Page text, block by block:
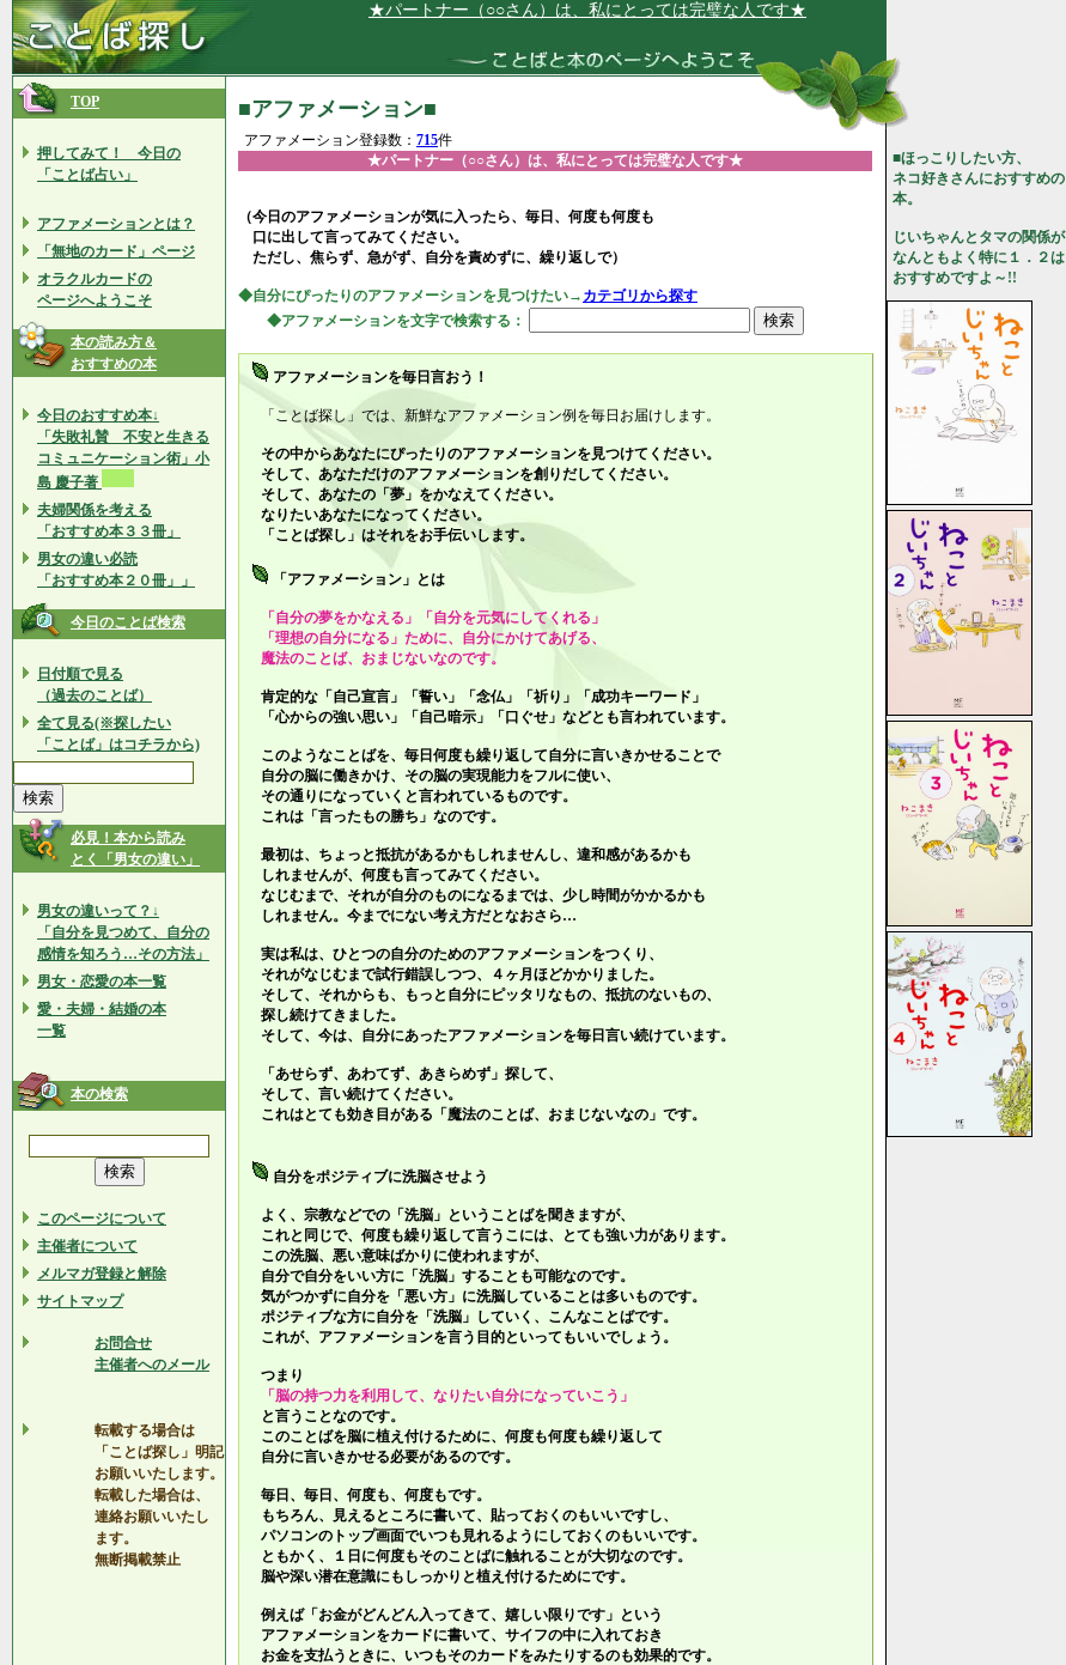
★パートナー（○○さん）は、私にとっては完璧な人です★
TOP
押してみて！ 今日の
「ことば占い」
アファメーションとは？
「無地のカード」ページ
オラクルカードの
ページへようこそ
本の読み方＆
おすすめの本
今日のおすすめ本↓
「失敗礼賛 不安と生きる
コミュニケーション術」小
島 慶子著
夫婦関係を考える
「おすすめ本３３冊」
男女の違い必読
「おすすめ本２０冊」」
今日のことば検索
日付順で見る
（過去のことば）
全て見る(※探したい
「ことば」はコチラから)
必見！本から読み
とく「男女の違い」
男女の違いって？↓
「自分を見つめて、自分の
感情を知ろう…その方法」
男女・恋愛の本一覧
愛・夫婦・結婚の本
一覧
本の検索
このページについて
主催者について
メルマガ登録と解除
サイトマップ
お問合せ
主催者へのメール
転載する場合は
「ことば探し」明記
お願いいたします。
転載した場合は、
連絡お願いいたし
ます。
無断掲載禁止
■アファメーション■
アファメーション登録数： 715件
★パートナー（○○さん）は、私にとっては完璧な人です★
（今日のアファメーションが気に入ったら、毎日、何度も何度も
口に出して言ってみてください。
ただし、焦らず、急がず、自分を責めずに、繰り返しで）
◆自分にぴったりのアファメーションを見つけたい→ カテゴリから探す
◆アファメーションを文字で検索する：
アファメーションを毎日言おう！
「ことば探し」では、新鮮なアファメーション例を毎日お届けします。
その中からあなたにぴったりのアファメーションを見つけてください。
そして、あなただけのアファメーションを創りだしてください。
そして、あなたの「夢」をかなえてください。
なりたいあなたになってください。
「ことば探し」はそれをお手伝いします。
「アファメーション」とは
「自分の夢をかなえる」「自分を元気にしてくれる」
「理想の自分になる」ために、自分にかけてあげる、
魔法のことば、おまじないなのです。
肯定的な「自己宣言」「誓い」「念仏」「祈り」「成功キーワード」
「心からの強い思い」「自己暗示」「口ぐせ」 などとも言われています。
このようなことばを、毎日何度も繰り返して自分に言いきかせることで
自分の脳に働きかけ、その脳の実現能力をフルに使い、
その通りになっていくと言われているものです。
これは「言ったもの勝ち」なのです。
最初は、ちょっと抵抗があるかもしれませんし、違和感があるかも
しれませんが、何度も言ってみてください。
なじむまで、それが自分のものになるまでは、少し時間がかかるかも
しれません。今までにない考え方だとなおさら…
実は私は、ひとつの自分のためのアファメーションをつくり、
それがなじむまで試行錯誤しつつ、４ヶ月ほどかかりました。
そして、それからも、もっと自分にピッタリなもの、抵抗のないもの、
探し続けてきました。
そして、今は、自分にあったアファメーションを毎日言い続けています。
「あせらず、あわてず、あきらめず」探して、
そして、言い続けてください。
これはとても効き目がある「魔法のことば、おまじないなの」です。
自分をポジティブに洗脳させよう
よく、宗教などでの「洗脳」ということばを聞きますが、
これと同じで、何度も繰り返して言うこには、とても強い力があります。
この洗脳、悪い意味ばかりに使われますが、
自分で自分をいい方に「洗脳」することも可能なのです。
気がつかずに自分を「悪い方」に洗脳していることは多いものです。
ポジティブな方に自分を「洗脳」していく、こんなことばです。
これが、アファメーションを言う目的といってもいいでしょう。
つまり
「脳の持つ力を利用して、なりたい自分になっていこう」
と言うことなのです。
このことばを脳に植え付けるために、何度も何度も繰り返して
自分に言いきかせる必要があるのです。
毎日、毎日、何度も、何度もです。
もちろん、見えるところに書いて、貼っておくのもいいですし、
パソコンのトップ画面でいつも見れるようにしておくのもいいです。
ともかく、１日に何度もそのことばに触れることが大切なのです。
脳や深い潜在意識にもしっかりと植え付けるためにです。
例えば「お金がどんどん入ってきて、嬉しい限りです」という
アファメーションをカードに書いて、サイフの中に入れておき
お金を支払うときに、いつもそのカードをみたりするのも効果的です。
■ほっこりしたい方、
ネコ好きさんにおすすめの
本。
じいちゃんとタマの関係が
なんともよく特に１．２は
おすすめですよ～!!